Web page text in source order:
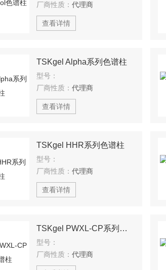
厂商性质： 代理商
查看详情
TSKgel Alpha系列色谱柱
型号：
厂商性质： 代理商
查看详情
TSKgel HHR系列色谱柱
型号：
厂商性质： 代理商
查看详情
TSKgel PWXL-CP系列色谱柱
型号：
厂商性质： 代理商